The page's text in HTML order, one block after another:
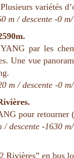
variétés
m / descente -0
par les
Une vue
m / descente -0
pour retourner
/ descente -1630
Rivières” en bus